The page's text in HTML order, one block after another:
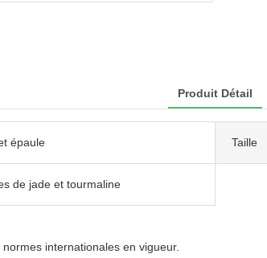
Produit Détail
épaule Taille
de jade et tourmaline
internationales en vigueur.